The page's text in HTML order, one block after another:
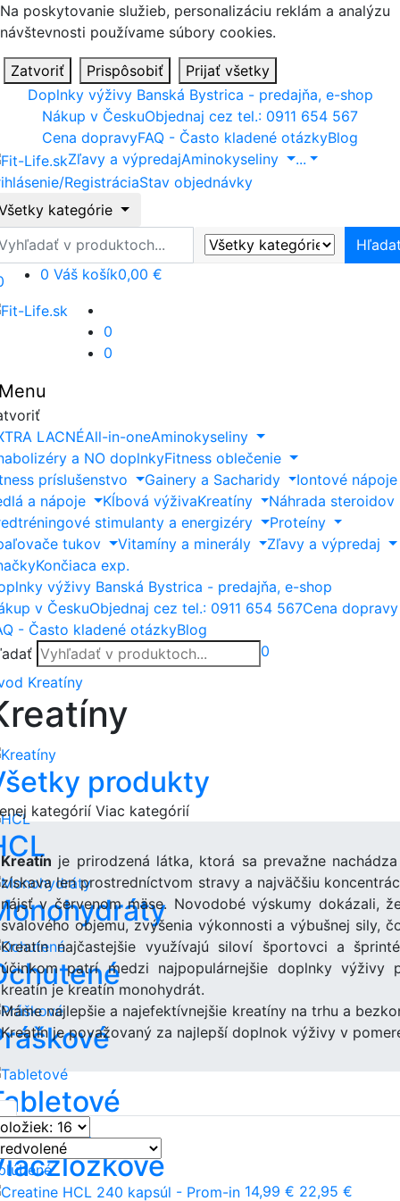
Na poskytovanie služieb, personalizáciu reklám a analýzu
návštevnosti používame súbory cookies.
Zatvoriť Prispôsobiť
Prijať všetky
Doplnky výživy Banská Bystrica - predajňa, e-shop
Nákup v ČeskuObjednaj cez tel.: 0911 654 567
Cena dopravyFAQ - Často kladené otázkyBlog
Zľavy a výpredajAminokyseliny
...
RegistráciaStav objednávky
kategórie
0 Váš košík0,00 €
0
0
LACNÉAll-in-oneAminokyseliny
a NO doplnkyFitness oblečenie
príslušenstvo
Gainery a Sacharidy
Iontové nápoje
a nápoje
Kĺbová výživaKreatíny
Náhrada steroidov
stimulanty a energizéry
Proteíny
tukov
Vitamíny a minerály
Zľavy a výpredaj
Končiaca exp.
výživy Banská Bystrica - predajňa, e-shop
v ČeskuObjednaj cez tel.: 0911 654 567Cena dopravy
- Často kladené otázkyBlog
0
Kreatíny
produkty
kategórií Viac kategórií
Kreatín je prirodzená látka, ktorá sa prevažne
získava len prostredníctvom stravy a najväčšiu
nájsť v červenom mäse. Novodobé výskumy dokázali,
svalového objemu, zvýšenia výkonnosti a výbušnej sily,
Kreatín najčastejšie využívajú siloví športovci a
účinkom patrí medzi najpopulárnejšie doplnky
kreatín je kreatín monohydrát.
Máme najlepšie a najefektívnejšie kreatíny na trhu a
Kreatín je považovaný za najlepší doplnok výživy v
14,99 € 22,95 €